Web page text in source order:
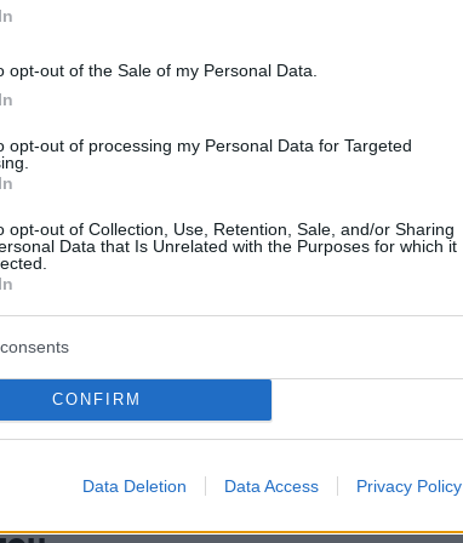
opt-out of the Sale of my Personal Data.
opt-out of processing my Personal Data for Targeted
opt-out of Collection, Use, Retention, Sale, and/or Sharing
Data that Is Unrelated with the Purposes for which it
CONFIRM
Data Deletion Data Access Privacy Policy
«σταρ του Χόλιγουντ»
Ουάσινγκτον δεν
με τον αποκλεισμό του
υποψηφιότητες των Όσκαρ:
χαρούμενος με ό,τι κάνω»
είναι η κατανόηση, πρόσθεσε ο 70χρονος
που είχε και επηρέασε την
1